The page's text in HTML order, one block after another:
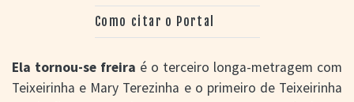
Como citar o Portal
Ela tornou-se freira é o terceiro longa-metragem com
Teixeirinha e Mary Terezinha e o primeiro de Teixeirinha